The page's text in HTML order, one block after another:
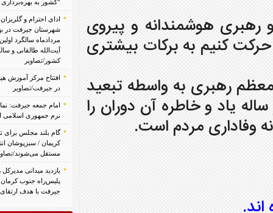
و پیروی
بیشتری
به واسطه تبعید
آن دوران را
است.
ادای احترام و گلریزان مرقد مطهر شهدای
شهرستان جیرفت در بهشت زهرا به مناسبت پنجم
مردادماه سالگرد اولین نماز جمعه کشور به امامت
آیت‌الله طالقانی و سالگرد عملیات مرصاد در غرب
افتتاح مرکز آموزش هیئت‌امنایی مهارت‌های معدنی
در جیرفت/تصاویر
امام جمعه جیرفت: نماز جمعه حلقه راهبردی قدرت
نرم جمهوری اسلامی است/تصاویر
گام بلند مجلس برای تثبیت امنیت پایدار در دیار
کریمان / سبزپوشان انتظامی در جنوب کرمان
بازدید میدانی مدیرکل راهداری و فرمانده قرارگاه
پلیس‌راه جنوب کرمان از محورهای مواصلاتی